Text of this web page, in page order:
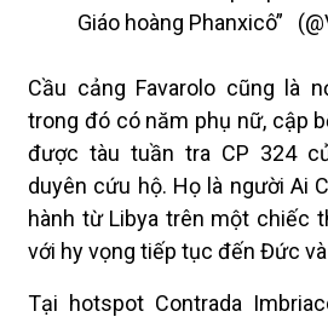
Giáo hoàng Phanxicô”
Cầu cảng Favarolo cũng là
trong đó có năm phụ nữ, cập
được tàu tuần tra CP 324
duyên cứu hộ. Họ là người Ai
hành từ Libya trên một chiếc
với hy vọng tiếp tục đến Đức và
Tại hotspot Contrada